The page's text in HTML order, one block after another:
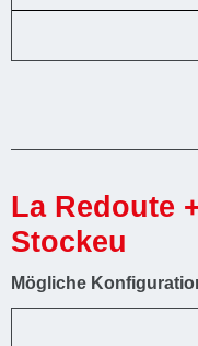
La Redoute
Stockeu
Mögliche